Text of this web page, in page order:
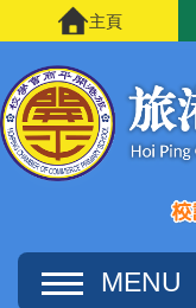
移至主內容
主頁
MENU